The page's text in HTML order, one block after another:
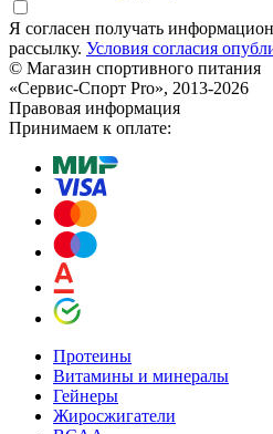
Я согласен получать
рассылку. Условия согласия
© Магазин спортивного питания
«Сервис-Спорт Pro», 2013-2026
Правовая информация
Принимаем к оплате:
Протеины
Витамины и минералы
Гейнеры
Жиросжигатели